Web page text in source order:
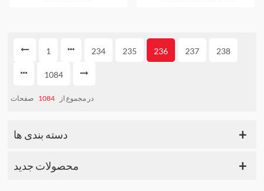
1 234 235 236 237 238
1084
در مجموع از 1084 صفحات
دسته بندی ها
محصولات جدید